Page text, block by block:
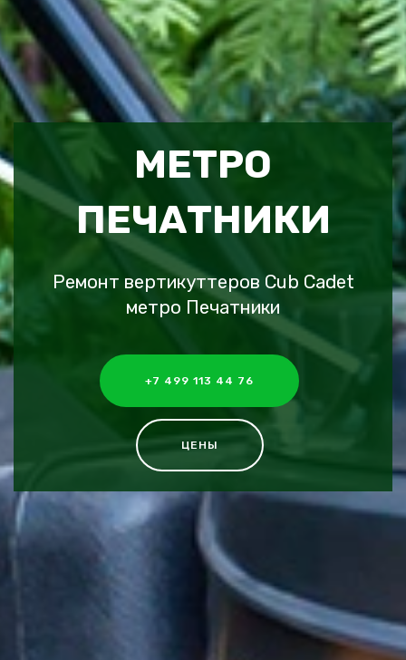
МЕТРО
ПЕЧАТНИКИ
Ремонт вертикуттеров Cub Cadet
метро Печатники
+7 499 113 44 76
ЦЕНЫ